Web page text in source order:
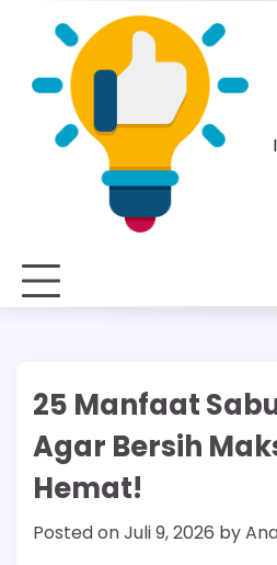
25 Manfaat
Agar Bersih
Hemat!
Posted onJuli 9, 2026 by